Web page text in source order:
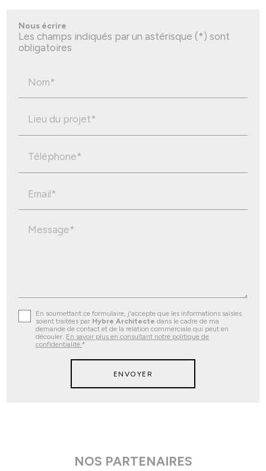
Nous écrire
Les champs indiqués par un astérisque (*) sont
obligatoires
Nom*
Lieu du projet*
Téléphone*
Email*
Message*
En soumettant ce formulaire, j'accepte que les informations saisies
soient traitées par Hybre Architecte dans le cadre de ma
demande de contact et de la relation commerciale qui peut en
découler. En savoir plus en consultant notre politique de
confidentialité.*
NOS PARTENAIRES